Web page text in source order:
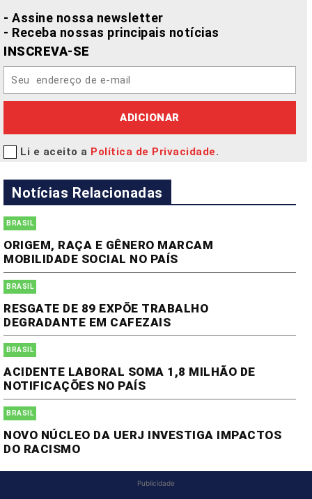
- Assine nossa newsletter
- Receba nossas principais notícias
INSCREVA-SE
ADICIONAR
Li e aceito a Política de Privacidade.
Notícias Relacionadas
BRASIL
ORIGEM, RAÇA E GÊNERO MARCAM
MOBILIDADE SOCIAL NO PAÍS
BRASIL
RESGATE DE 89 EXPÕE TRABALHO
DEGRADANTE EM CAFEZAIS
BRASIL
ACIDENTE LABORAL SOMA 1,8 MILHÃO DE
NOTIFICAÇÕES NO PAÍS
BRASIL
NOVO NÚCLEO DA UERJ INVESTIGA IMPACTOS
DO RACISMO
Publicidade